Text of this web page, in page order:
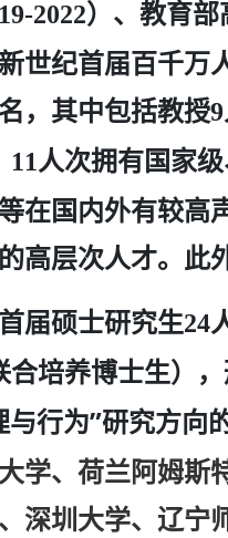
2022）、教育
世纪首届百千万
名，其中包括教授9
11人次拥有国家
在国内外有较高
高层次人才。此
届硕士研究生24
合培养博士生）
行为”研究方向
学、荷兰阿姆斯
深圳大学、辽宁